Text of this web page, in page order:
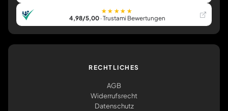
★★★★★
4,98/5,00· Trustami Bewertungen
RECHTLICHES
AGB
Widerrufsrecht
Datenschutz